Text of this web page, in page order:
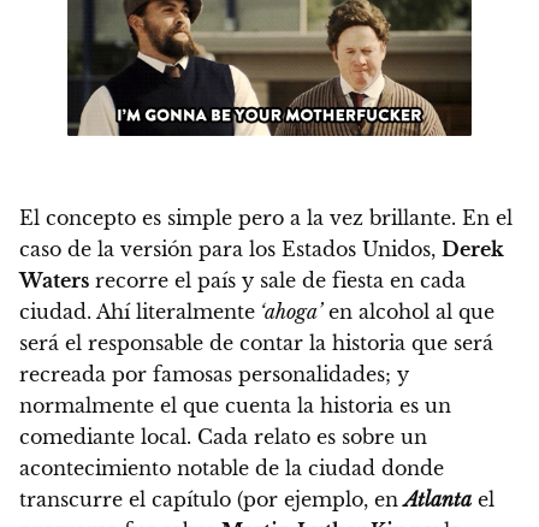
El concepto es simple pero a la vez brillante. En el
caso de la versión para los Estados Unidos, Derek
Waters recorre el país y sale de fiesta en cada
ciudad. Ahí literalmente ‘ahoga’en alcohol al que
será el responsable de contar la historia que será
recreada por famosas personalidades; y
normalmente el que cuenta la historia es un
comediante local. Cada relato es sobre un
acontecimiento notable de la ciudad donde
transcurre el capítulo (por ejemplo, enAtlanta el